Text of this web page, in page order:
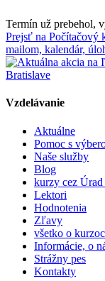
Termín už prebehol,
Prejsť na Počítačový
mailom, kalendár,
Vzdelávanie
Aktuálne
Pomoc s
Naše služby
Blog
kurzy cez Úrad
Lektori
Hodnotenia
Zľavy
všetko o
Informácie, o
Strážny pes
Kontakty